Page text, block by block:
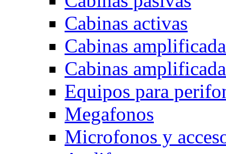
Cabinas activas
Cabinas
Cabinas
Equipos para
Megafonos
Microfonos y